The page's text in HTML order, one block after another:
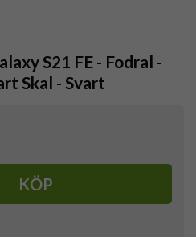
S21 FE - Fodral -
Skal - Svart
KÖP